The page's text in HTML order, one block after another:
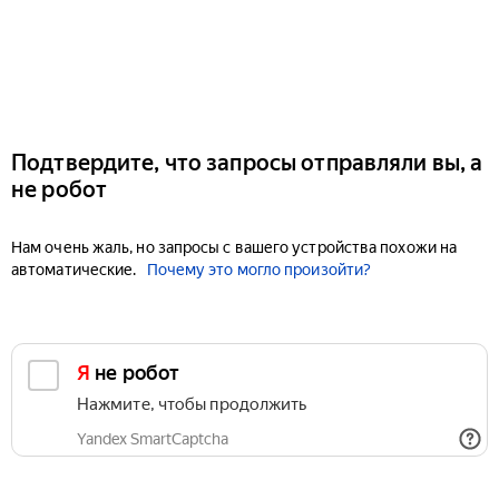
Подтвердите, что запросы отправляли вы, а
не робот
Нам очень жаль, но запросы с вашего устройства похожи на
автоматические.
Почему это могло произойти?
Я не робот
Нажмите, чтобы продолжить
Yandex SmartCaptcha